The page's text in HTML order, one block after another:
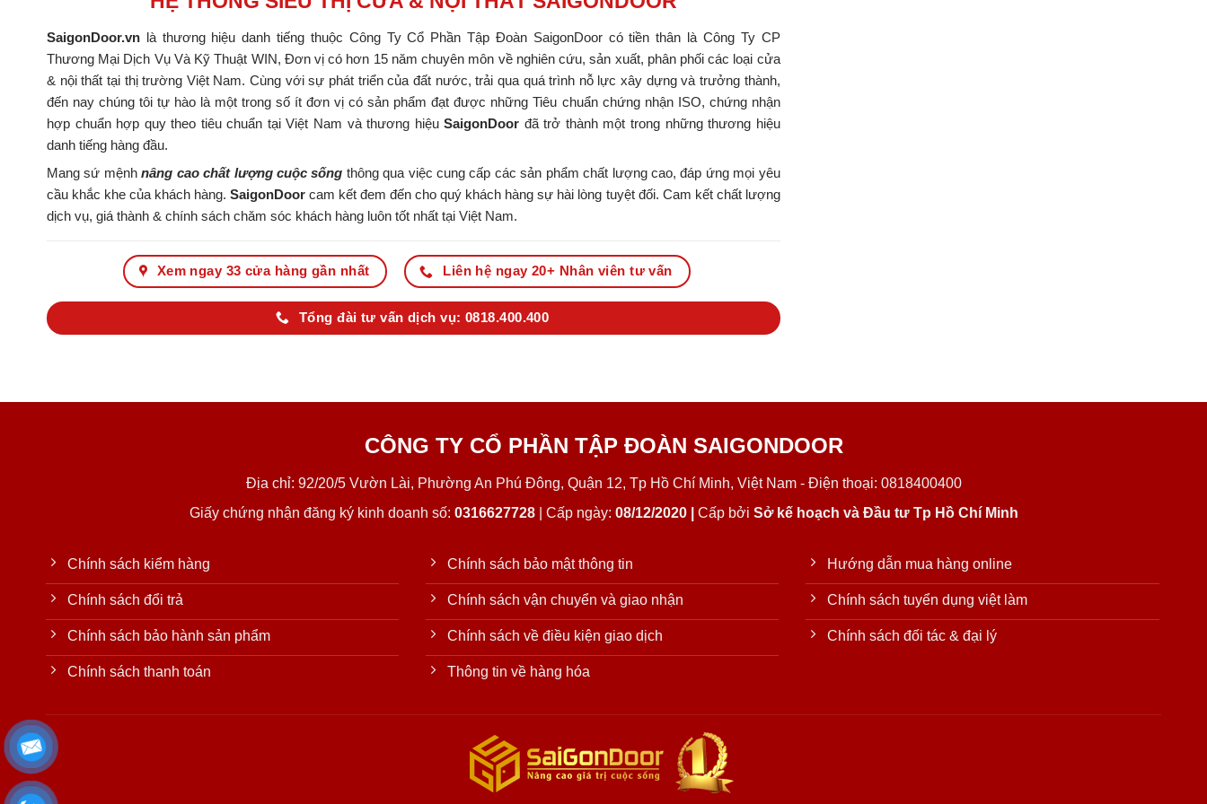
SaigonDoor.vn là thương hiệu danh tiếng thuộc Công Ty Cổ Phần Tập Đoàn SaigonDoor có tiền thân là Công Ty CP
Thương Mại Dịch Vụ Và Kỹ Thuật WIN, Đơn vị có hơn 15 năm chuyên môn về nghiên cứu, sản xuất, phân phối các loại cửa
& nội thất tại thị trường Việt Nam. Cùng với sự phát triển của đất nước, trải qua quá trình nỗ lực xây dựng và trưởng thành,
đến nay chúng tôi tự hào là một trong số ít đơn vị có sản phẩm đạt được những Tiêu chuẩn chứng nhận ISO, chứng nhận
hợp chuẩn hợp quy theo tiêu chuẩn tại Việt Nam và thương hiệuSaigonDoor đã trở thành một trong những thương hiệu
danh tiếng hàng đầu.
Mang sứ mệnhnâng cao chất lượng cuộc sống thông qua việc cung cấp các sản phẩm chất lượng cao, đáp ứng mọi yêu
cầu khắc khe của khách hàng.SaigonDoor cam kết đem đến cho quý khách hàng sự hài lòng tuyệt đối. Cam kết chất lượng
dịch vụ, giá thành & chính sách chăm sóc khách hàng luôn tốt nhất tại Việt Nam.
Xem ngay 33 cửa hàng gần nhất Liên hệ ngay 20+ Nhân viên tư vấn
Tổng đài tư vấn dịch vụ: 0818.400.400
CÔNG TY CỔ PHẦN TẬP ĐOÀN SAIGONDOOR
Địa chỉ: 92/20/5 Vườn Lài, Phường An Phú Đông, Quận 12, Tp Hồ Chí Minh, Việt Nam - Điện thoại: 0818400400
Giấy chứng nhận đăng ký kinh doanh số: 0316627728| Cấp ngày: 08/12/2020 | Cấp bởi Sở kế hoạch và Đầu tư Tp Hồ Chí Minh
Chính sách kiểm hàng
Chính sách đổi trả
Chính sách bảo hành sản phẩm
Chính sách thanh toán
Chính sách bảo mật thông tin
Chính sách vận chuyển và giao nhận
Chính sách về điều kiện giao dịch
Thông tin về hàng hóa
Hướng dẫn mua hàng online
Chính sách tuyển dụng việt làm
Chính sách đối tác & đại lý